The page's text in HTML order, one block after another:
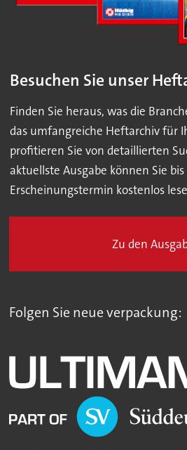
Besuchen Sie unser
Finden Sie heraus, was die
das umfangreiche Heftarchiv für
profitieren Sie von detaillierten
aktuellste Ausgabe können Sie bis
Erscheinungstermin kostenlos
Zu den
Folgen Sie neue verpackung: